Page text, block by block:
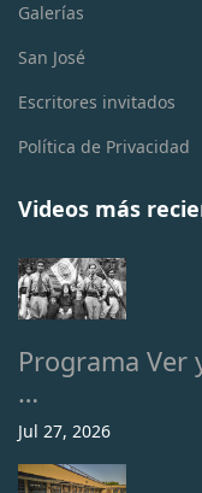
Galerías
San José
Escritores invitados
Política de Privacidad
Videos más
Programa Ver
…
Jul 27, 2026